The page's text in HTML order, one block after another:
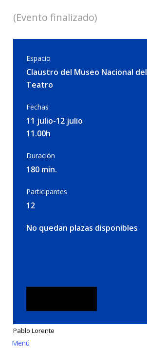
Espacio
Claustro del Museo Nacional del
Teatro
Fechas
11 julio-12 julio
11.00h
Duración
180 min.
Participantes
12
No quedan plazas disponibles
Pablo Lorente
Menú